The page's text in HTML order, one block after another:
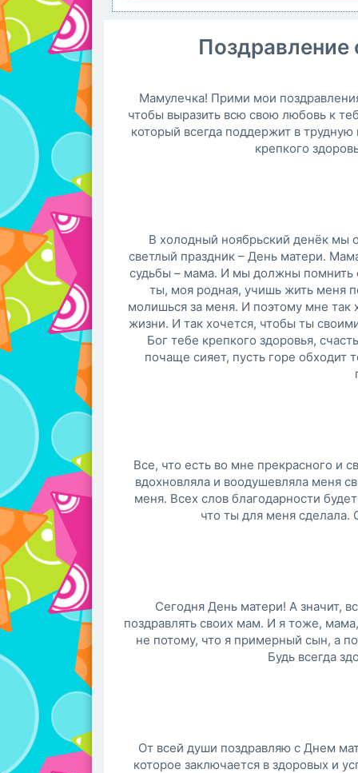
Поздравление
Мамулечка! Прими мои
чтобы выразить всю свою любовь к
который всегда поддержит в
крепкого
В холодный ноябрьский денёк
светлый праздник – День матери.
судьбы – мама. И мы должны помнить
ты, моя родная, учишь жить меня
молишься за меня. И поэтому мне
жизни. И так хочется, чтобы ты
Бог тебе крепкого здоровья,
почаще сияет, пусть горе обходит
Все, что есть во мне прекрасного и
вдохновляла и воодушевляла меня
меня. Всех слов благодарности
что ты для меня
Сегодня День матери! А значит,
поздравлять своих мам. И я тоже,
не потому, что я примерный сын, а
Будь всегда
От всей души поздравляю с Днем
которое заключается в здоровых и